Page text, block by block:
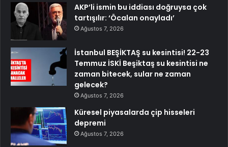
AKP’li ismin bu iddiası doğruysa çok
tartışılır: ‘Öcalan onayladı’
Ağustos 7, 2026
İstanbul BEŞİKTAŞ su kesintisi! 22-23
Temmuz İSKİ Beşiktaş su kesintisi ne
zaman bitecek, sular ne zaman
gelecek?
Ağustos 7, 2026
Küresel piyasalarda çip hisseleri
depremi
Ağustos 7, 2026